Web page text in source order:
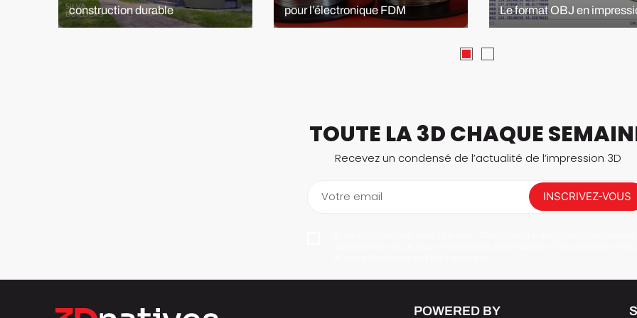
construction durable
pour l’électronique FDM
Le format OBJ en
TOUTE LA 3D CHAQUE
Recevez un condensé de l’actualité de l’impression 3D
Votre email INSCRIVEZ-VOUS
POWERED BY